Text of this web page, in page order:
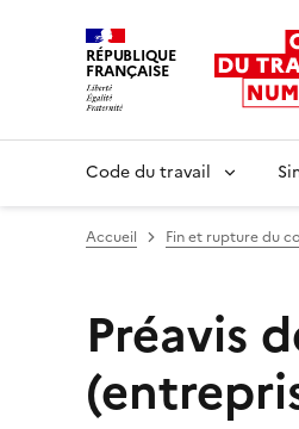
RÉPUBLIQUE
FRANÇAISE
Code du travail
Accueil Fin et rupture du
Préavis